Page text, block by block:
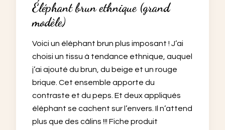
Éléphant brun ethnique (grand
modèle)
Voici un éléphant brun plus imposant ! J’ai
choisi un tissu à tendance ethnique, auquel
j’ai ajouté du brun, du beige et un rouge
brique. Cet ensemble apporte du
contraste et du peps. Et deux appliqués
éléphant se cachent sur l’envers. Il n’attend
plus que des câlins !!! Fiche produit